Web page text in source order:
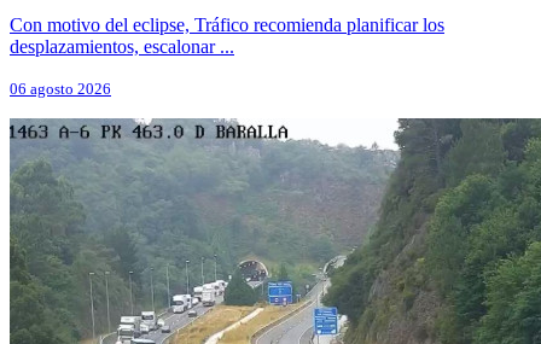
Con motivo del eclipse, Tráfico recomienda planificar los
desplazamientos, escalonar ...
06 agosto 2026